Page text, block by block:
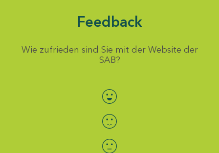
Feedback
Wie zufrieden sind Sie mit der Website der
SAB?
Bewertung auswählen